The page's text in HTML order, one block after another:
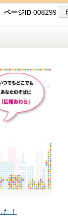
ページID 008299
！